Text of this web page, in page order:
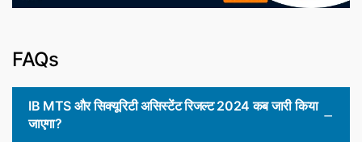
FAQs
IB MTS और सिक्यूरिटी असिस्टेंट रिजल्ट 2024 कब जारी किया
जाएगा?